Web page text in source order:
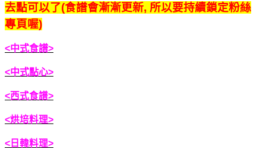
去點可以了(食譜會漸漸更新, 所以要持續鎖定粉絲
專頁喔)
<中式食譜>
<中式點心>
<西式食譜>
<烘培料理>
<日韓料理>